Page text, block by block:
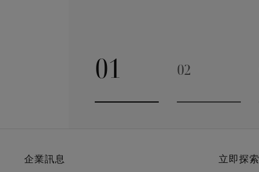
01
Go to slide 1
02
企業訊息 立即探索